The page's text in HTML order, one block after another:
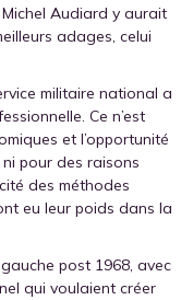
Audiard y aurait
adages, celui
militaire national a
Ce n’est
et l’opportunité
pour des raisons
des méthodes
eu leur poids dans la
post 1968, avec
qui voulaient créer